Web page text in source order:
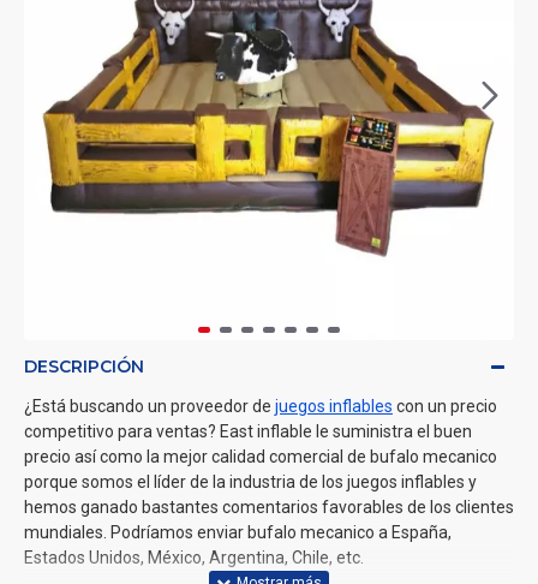
DESCRIPCIÓN
¿Está buscando un proveedor de juegos inflables con un precio
competitivo para ventas? East inflable le suministra el buen
precio así como la mejor calidad comercial de bufalo mecanico
porque somos el líder de la industria de los juegos inflables y
hemos ganado bastantes comentarios favorables de los clientes
mundiales. Podríamos enviar bufalo mecanico a España,
Estados Unidos, México, Argentina, Chile, etc.